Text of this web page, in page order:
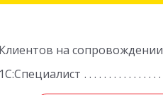
Клиентов на сопровождении
1С:Специалист